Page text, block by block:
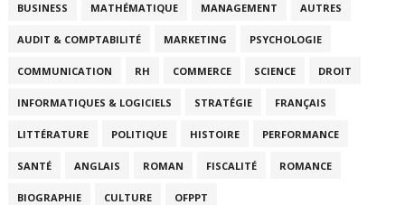
BUSINESS MATHÉMATIQUE MANAGEMENT AUTRES
AUDIT & COMPTABILITÉ MARKETING PSYCHOLOGIE
COMMUNICATION RH COMMERCE SCIENCE DROIT
INFORMATIQUES & LOGICIELS STRATÉGIE FRANÇAIS
LITTÉRATURE POLITIQUE HISTOIRE PERFORMANCE
SANTÉ ANGLAIS ROMAN FISCALITÉ ROMANCE
BIOGRAPHIE CULTURE OFPPT